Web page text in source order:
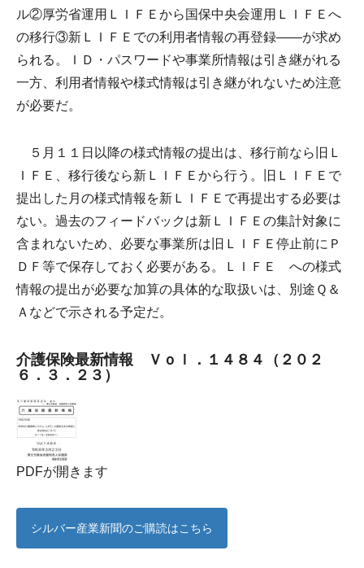
ル②厚労省運用ＬＩＦＥから国保中央会運用ＬＩＦＥへ
の移行③新ＬＩＦＥでの利用者情報の再登録――が求め
られる。ＩＤ・パスワードや事業所情報は引き継がれる
一方、利用者情報や様式情報は引き継がれないため注意
が必要だ。
５月１１日以降の様式情報の提出は、移行前なら旧Ｌ
ＩＦＥ、移行後なら新ＬＩＦＥから行う。旧ＬＩＦＥで
提出した月の様式情報を新ＬＩＦＥで再提出する必要は
ない。過去のフィードバックは新ＬＩＦＥの集計対象に
含まれないため、必要な事業所は旧ＬＩＦＥ停止前にＰ
ＤＦ等で保存しておく必要がある。ＬＩＦＥ への様式
情報の提出が必要な加算の具体的な取扱いは、別途Ｑ＆
Ａなどで示される予定だ。
介護保険最新情報 Ｖｏｌ．１４８４（２０２
６．３．２３）
PDFが開きます
シルバー産業新聞のご購読はこちら